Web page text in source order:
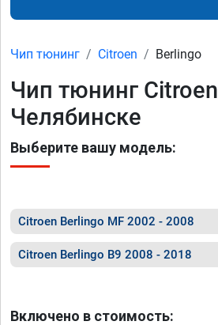
Чип тюнинг Citroen Berlingo
Чип тюнинг
Челябинске
Выберите вашу модель:
Citroen Berlingo MF 2002 - 2008
Citroen Berlingo B9 2008 - 2018
Включено в стоимость: